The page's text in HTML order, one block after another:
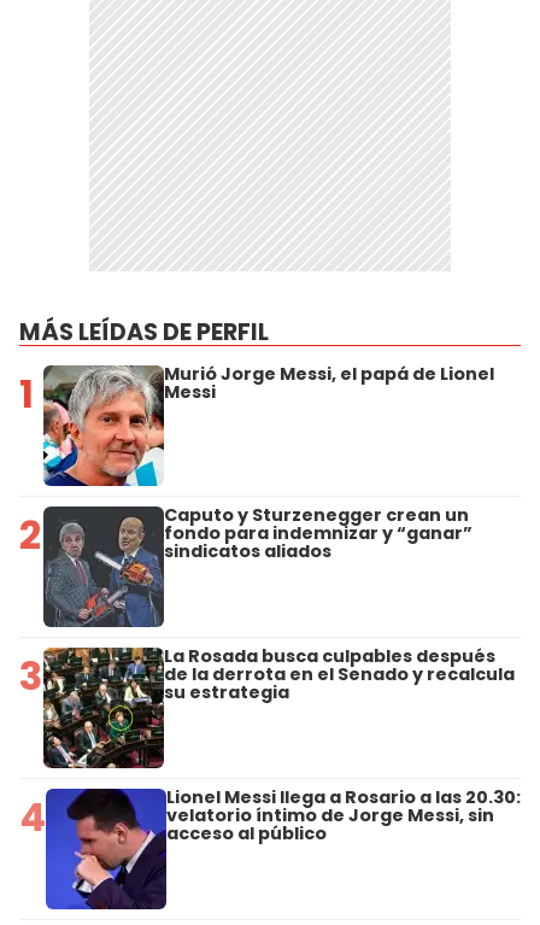
MÁS LEÍDAS DE PERFIL
1 Murió Jorge Messi, el papá de Lionel
Messi
2 Caputo y Sturzenegger crean un
fondo para indemnizar y “ganar”
sindicatos aliados
3 La Rosada busca culpables después
de la derrota en el Senado y recalcula
su estrategia
4 Lionel Messi llega a Rosario a las 20.30:
velatorio íntimo de Jorge Messi, sin
acceso al público